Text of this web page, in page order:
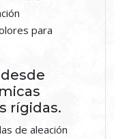
para
rígidas.
de aleación